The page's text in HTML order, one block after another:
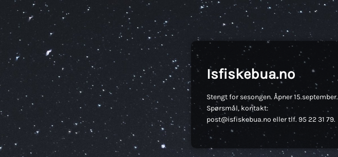
Isfiskebua.no
Stengt for sesongen. Åpner 15.september.
Spørsmål, kontakt:
post@isfiskebua.no eller tlf. 95 22 31 79.